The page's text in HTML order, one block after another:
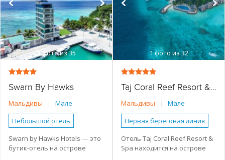
1 фото из 35
Swarn By Hawks
Мальдивы
Мале
Небольшой отель
Основное здание
Бутик-отель
Бассейн
Swarn by Hawks Hotels — это
бутик-отель на острове
1фото из 32
Taj Coral Reef Resort & Spa
Мальдивы
Мале
Первая береговая линия
Небольшой отель
Бунгало
Виллы
Отель Taj Coral Reef Resort &
Spa находится на острове